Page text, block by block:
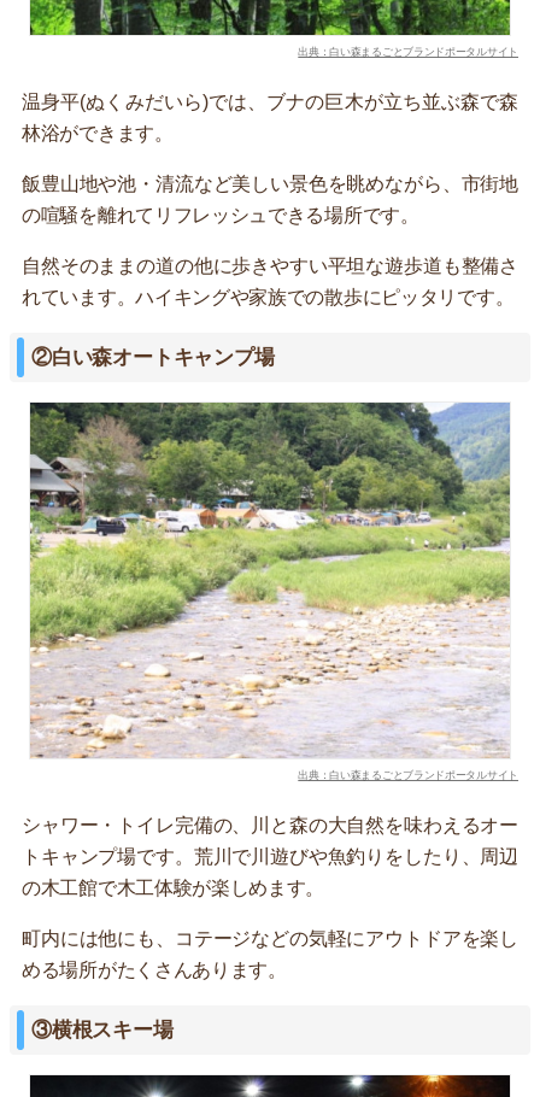
出典：白い森まるごとブランドポータルサイト
温身平(ぬくみだいら)では、ブナの巨木が立ち並ぶ森で森
林浴ができます。
飯豊山地や池・清流など美しい景色を眺めながら、市街地
の喧騒を離れてリフレッシュできる場所です。
自然そのままの道の他に歩きやすい平坦な遊歩道も整備さ
れています。ハイキングや家族での散歩にピッタリです。
②白い森オートキャンプ場
出典：白い森まるごとブランドポータルサイト
シャワー・トイレ完備の、川と森の大自然を味わえるオー
トキャンプ場です。荒川で川遊びや魚釣りをしたり、周辺
の木工館で木工体験が楽しめます。
町内には他にも、コテージなどの気軽にアウトドアを楽し
める場所がたくさんあります。
③横根スキー場